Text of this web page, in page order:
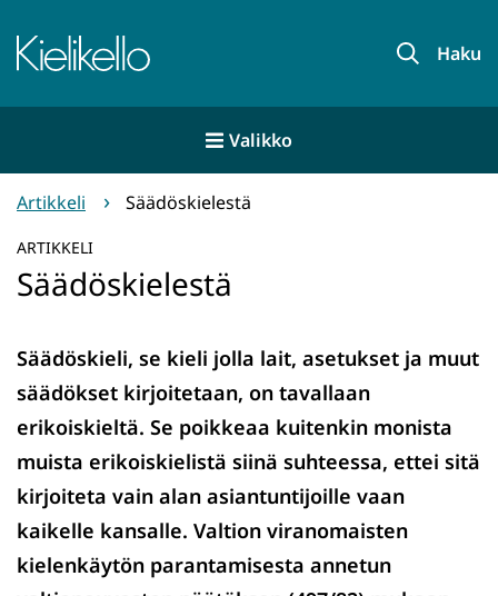
sisältöön
Etusivu Haku
Valikko
Artikkeli Säädöskielestä
ARTIKKELI
Säädöskielestä
Säädöskieli, se kieli jolla lait, asetukset ja muut
säädökset kirjoitetaan, on tavallaan
erikoiskieltä. Se poikkeaa kuitenkin monista
muista erikoiskielistä siinä suhteessa, ettei sitä
kirjoiteta vain alan asiantuntijoille vaan
kaikelle kansalle. Valtion viranomaisten
kielenkäytön parantamisesta annetun